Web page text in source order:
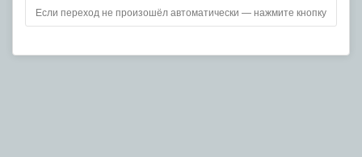
Если переход не произошёл автоматически — нажмите кнопку